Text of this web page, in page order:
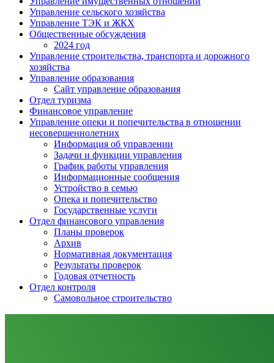
Управление сельского хозяйства
Управление ТЭК и ЖКХ
Общественные обсуждения
2024 год
Управление строительства, транспорта и дорожного
хозяйства
Управление образования
Сайт управление образования
Отдел туризма
Финансовое управление
Управление опеки и попечительства в отношении
несовершеннолетних
Информация об управлении
Задачи и функции управления
График работы управления
Информационные сообщения
Устройство в семью
Опека и попечительство
Государственные услуги
Отдел финансового управления
Планы проверок
Архив
Нормативная документация
Результаты проверок
Годовая отчетность
Отдел контроля
Самовольное строительство